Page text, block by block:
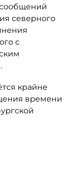
северного
с
крайне
времени